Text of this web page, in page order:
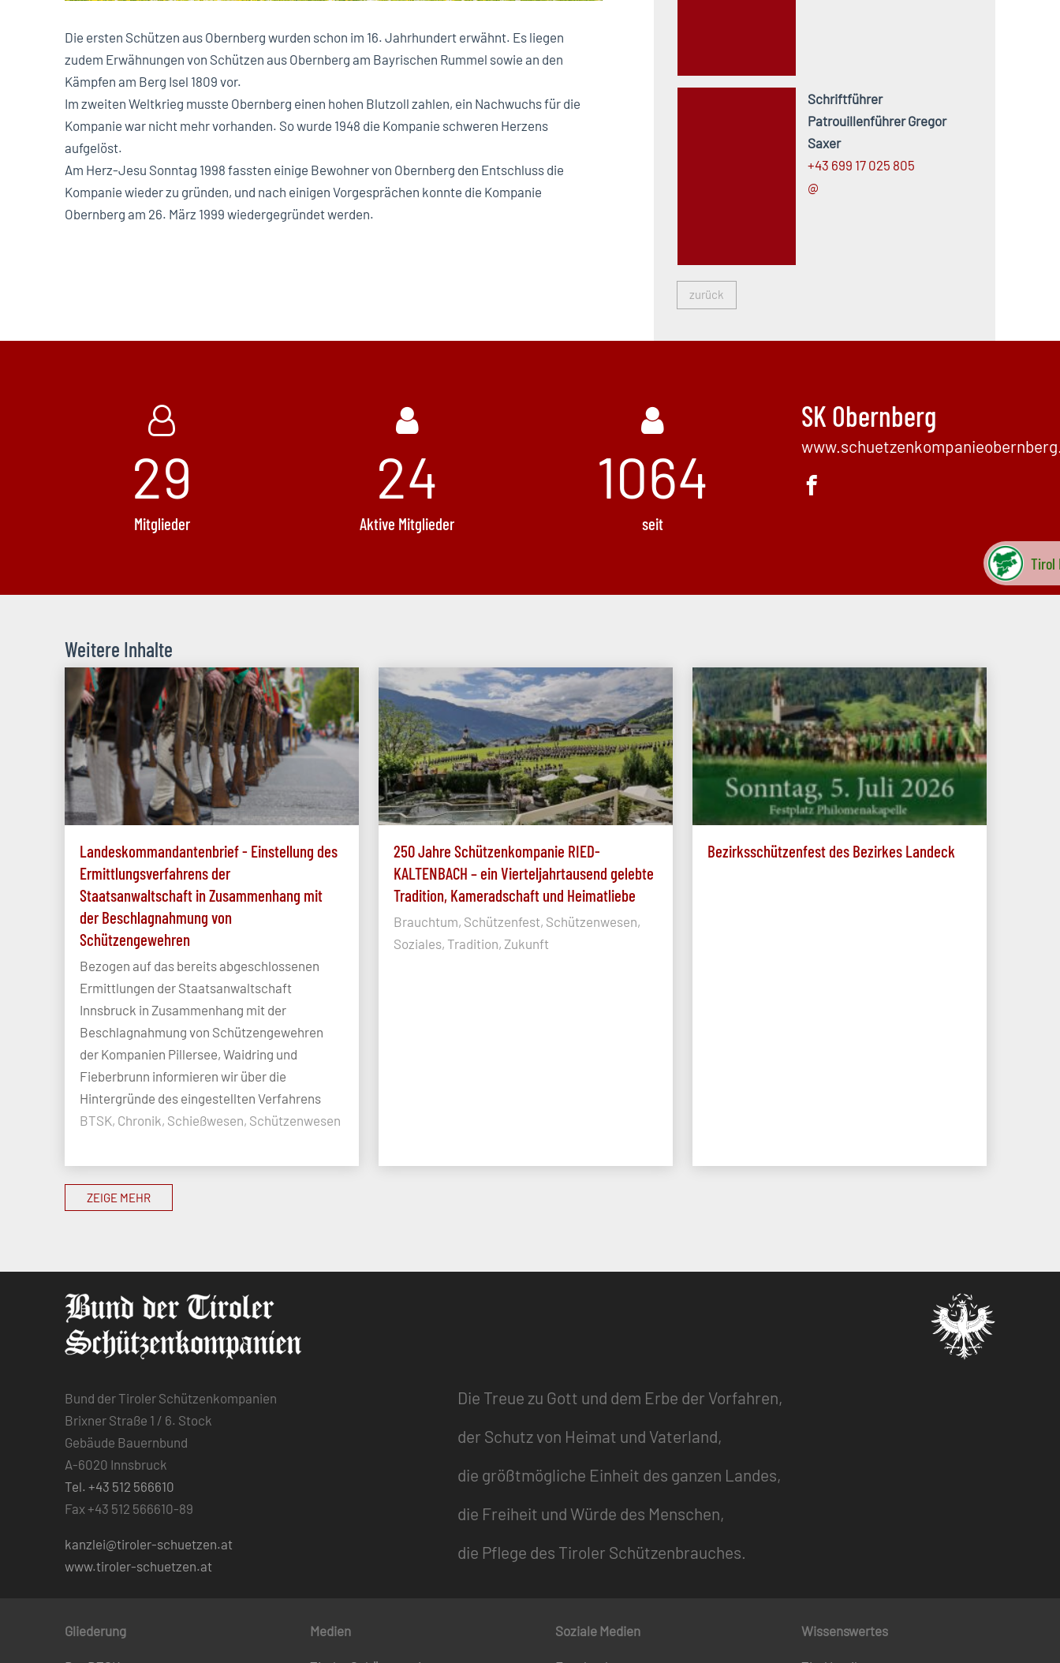
Tirol
Die ersten Schützen aus Obernberg wurden schon im 16. Jahrhundert erwähnt. Es liegen
zudem Erwähnungen von Schützen aus Obernberg am Bayrischen Rummel sowie an den
Kämpfen am Berg Isel 1809 vor.
Im zweiten Weltkrieg musste Obernberg einen hohen Blutzoll zahlen, ein Nachwuchs für die
Kompanie war nicht mehr vorhanden. So wurde 1948 die Kompanie schweren Herzens
aufgelöst.
Am Herz-Jesu Sonntag 1998 fassten einige Bewohner von Obernberg den Entschluss die
Kompanie wieder zu gründen, und nach einigen Vorgesprächen konnte die Kompanie
Obernberg am 26. März 1999 wiedergegründet werden.
Schriftführer
Patrouillenführer Gregor
Saxer
+43 699 17 025 805
@
zurück
29
Mitglieder
24
Aktive Mitglieder
1376
seit
SK Obernberg
Weitere Inhalte
Landeskommandantenbrief - Einstellung des
Ermittlungsverfahrens der
Staatsanwaltschaft in Zusammenhang mit
der Beschlagnahmung von
Schützengewehren
Bezogen auf das bereits abgeschlossenen
Ermittlungen der Staatsanwaltschaft
Innsbruck in Zusammenhang mit der
Beschlagnahmung von Schützengewehren
der Kompanien Pillersee, Waidring und
Fieberbrunn informieren wir über die
Hintergründe des eingestellten Verfahrens
BTSK, Chronik, Schießwesen, Schützenwesen
250 Jahre Schützenkompanie RIED-
KALTENBACH – ein Vierteljahrtausend gelebte
Tradition, Kameradschaft und Heimatliebe
Brauchtum, Schützenfest, Schützenwesen,
Soziales, Tradition, Zukunft
Bezirksschützenfest des Bezirkes Landeck
ZEIGE MEHR
Bund der Tiroler Schützenkompanien
Brixner Straße 1 / 6. Stock
Gebäude Bauernbund
A-6020 Innsbruck
Tel. +43 512 566610
Fax +43 512 566610-89
kanzlei@tiroler-schuetzen.at
www.tiroler-schuetzen.at
Die Treue zu Gott und dem Erbe der Vorfahren,
der Schutz von Heimat und Vaterland,
die größtmögliche Einheit des ganzen Landes,
die Freiheit und Würde des Menschen,
die Pflege des Tiroler Schützenbrauches.
Gliederung Medien Soziale Medien Wissenswertes